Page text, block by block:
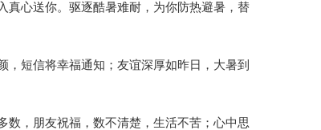
真心送你。驱逐酷暑难耐，为你防热避暑，替
短信将幸福通知；友谊深厚如昨日，大暑到
数，朋友祝福，数不清楚，生活不苦；心中思